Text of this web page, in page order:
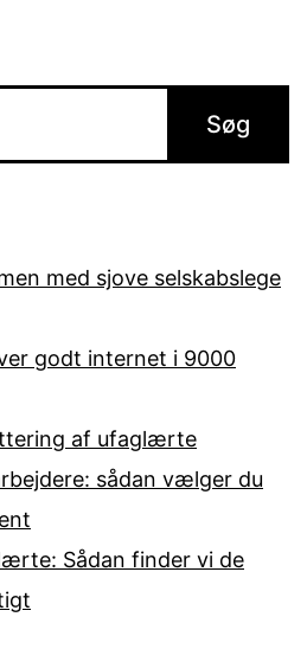
med sjove selskabslege
godt internet i 9000
af ufaglærte
sådan vælger du
Sådan finder vi de